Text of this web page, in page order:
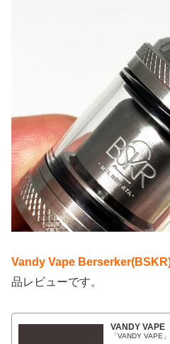
Vandy Vape
品レビューです。
VANDY VAPE
「VANDY VAPE